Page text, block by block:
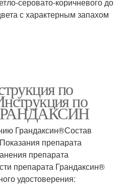
серовато-коричневого до
с характерным запахом
по
по
Грандаксин®Состав
препарата
препарата
препарата Грандаксин®
удостоверения: